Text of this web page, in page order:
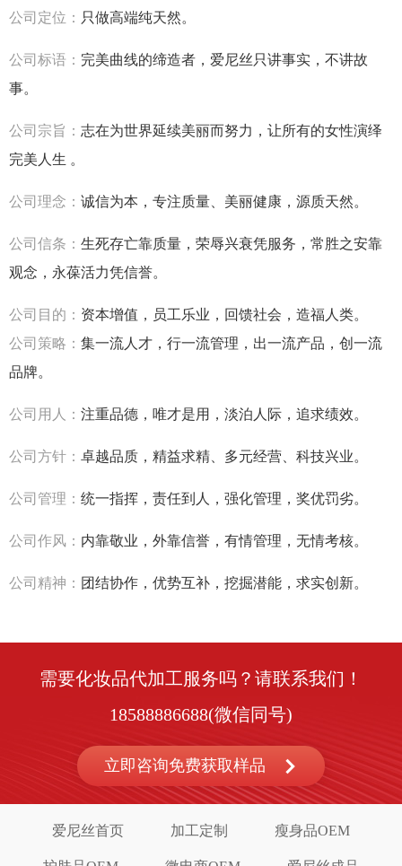
公司定位： 只做高端纯天然。
公司标语： 完美曲线的缔造者，爱尼丝只讲事实，不讲故
事。
公司宗旨： 志在为世界延续美丽而努力，让所有的女性演绎
完美人生 。
公司理念： 诚信为本，专注质量、美丽健康，源质天然。
公司信条： 生死存亡靠质量，荣辱兴衰凭服务，常胜之安靠
观念，永葆活力凭信誉。
公司目的： 资本增值，员工乐业，回馈社会，造福人类。
公司策略： 集一流人才，行一流管理，出一流产品，创一流
品牌。
公司用人： 注重品德，唯才是用，淡泊人际，追求绩效。
公司方针： 卓越品质，精益求精、多元经营、科技兴业。
公司管理： 统一指挥，责任到人，强化管理，奖优罚劣。
公司作风： 内靠敬业，外靠信誉，有情管理，无情考核。
公司精神： 团结协作，优势互补，挖掘潜能，求实创新。
需要化妆品代加工服务吗？请联系我们！
18588886688(微信同号)
立即咨询免费获取样品
爱尼丝首页 加工定制 瘦身品OEM